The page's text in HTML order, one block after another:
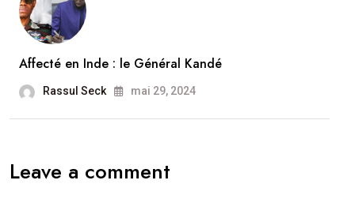
Affecté en Inde : le Général Kandé
Rassul Seck mai 29, 2024
Leave a comment